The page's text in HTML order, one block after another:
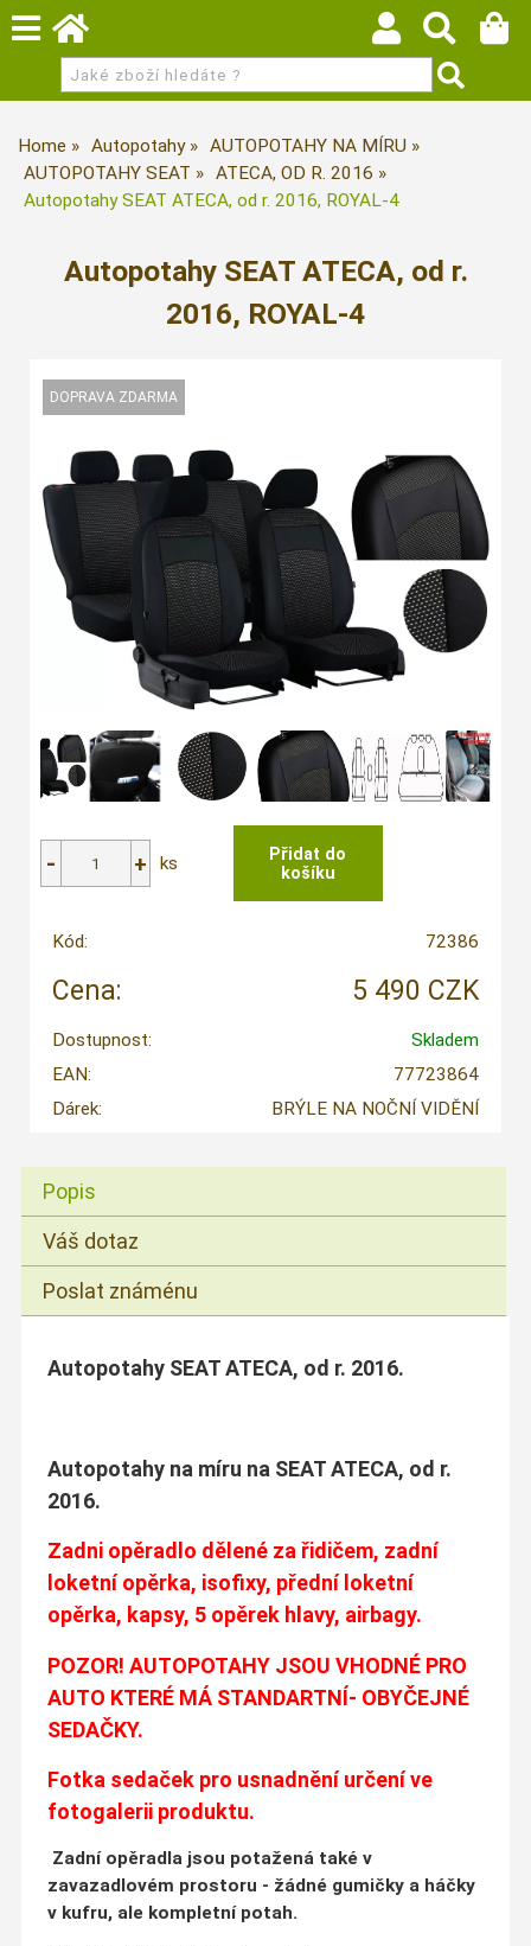
Home Autopotahy
AUTOPOTAHY NA MÍRU
AUTOPOTAHY SEAT
ATECA, OD R. 2016
Autopotahy SEAT ATECA, od r. 2016, ROYAL-4
Autopotahy SEAT ATECA, od r.
2016, ROYAL-4
ks
Kód: 72386
Cena: 5 490 CZK
Dostupnost:
Skladem
EAN:
77723864
Dárek:
BRÝLE NA NOČNÍ VIDĚNÍ
Popis
Váš dotaz
Poslat známénu
Autopotahy SEAT ATECA, od r. 2016.
Autopotahy na míru na SEAT ATECA, od r.
2016.
Zadni opěradlo dělené za řidičem, zadní
loketní opěrka, isofixy, přední loketní
opěrka, kapsy, 5 opěrek hlavy, airbagy.
POZOR! AUTOPOTAHY JSOU VHODNÉ PRO
AUTO KTERÉ MÁ STANDARTNÍ- OBYČEJNÉ
SEDAČKY.
Fotka sedaček pro usnadnění určení ve
fotogalerii produktu.
Zadní opěradla jsou potažená také v
zavazadlovém prostoru - žádné gumičky a háčky
v kufru, ale kompletní potah.